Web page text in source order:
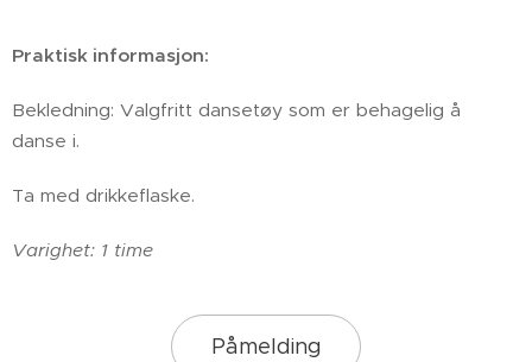
Praktisk informasjon:
Bekledning: Valgfritt dansetøy som er behagelig å
danse i.
Ta med drikkeflaske.
Varighet: 1 time
Påmelding